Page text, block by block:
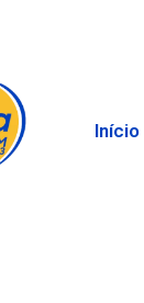
Início